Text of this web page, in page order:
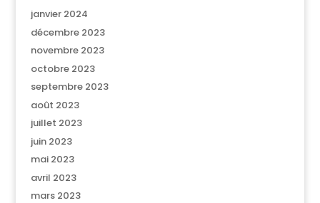
janvier 2024
décembre 2023
novembre 2023
octobre 2023
septembre 2023
août 2023
juillet 2023
juin 2023
mai 2023
avril 2023
mars 2023